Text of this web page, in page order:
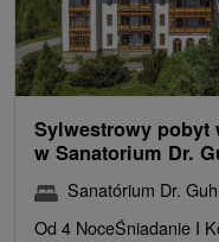
Sylwestrowy pobyt
w Sanatorium Dr.
Sanatórium Dr.
Od 4 NoceŚniadanie I